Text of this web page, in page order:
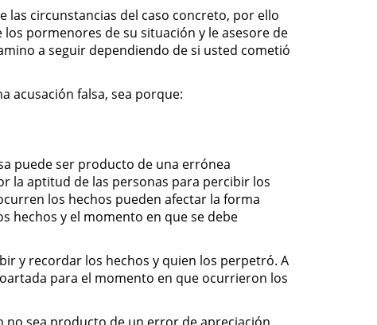
las circunstancias del caso concreto, por ello
pormenores de su situación y le asesore de
a seguir dependiendo de si usted cometió
acusación falsa, sea porque:
puede ser producto de una errónea
la aptitud de las personas para percibir los
los hechos pueden afectar la forma
hechos y el momento en que se debe
y recordar los hechos y quien los perpetró. A
para el momento en que ocurrieron los